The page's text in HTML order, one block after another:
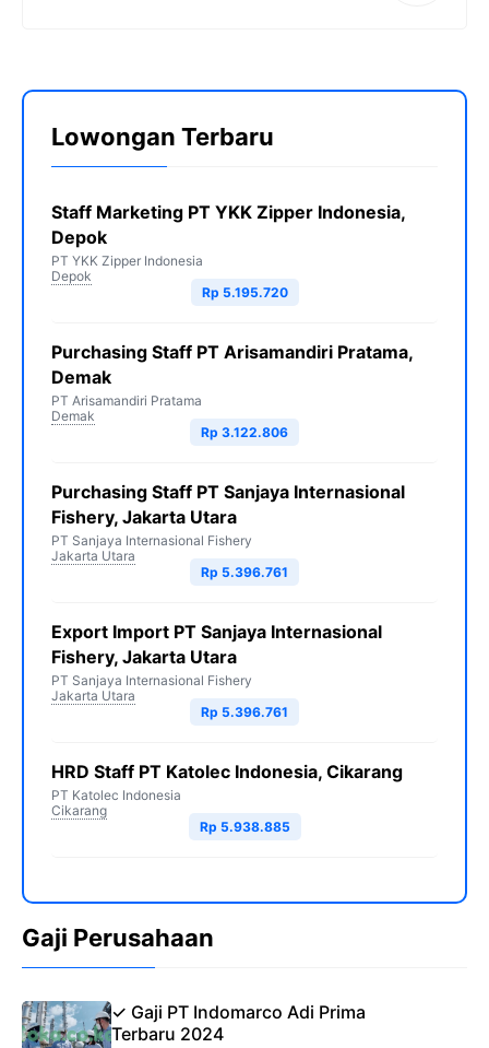
Lowongan Terbaru
Staff Marketing PT YKK Zipper Indonesia,
Depok
PT YKK Zipper Indonesia
Depok
Rp 5.195.720
Purchasing Staff PT Arisamandiri Pratama,
Demak
PT Arisamandiri Pratama
Demak
Rp 3.122.806
Purchasing Staff PT Sanjaya Internasional
Fishery, Jakarta Utara
PT Sanjaya Internasional Fishery
Jakarta Utara
Rp 5.396.761
Export Import PT Sanjaya Internasional
Fishery, Jakarta Utara
PT Sanjaya Internasional Fishery
Jakarta Utara
Rp 5.396.761
HRD Staff PT Katolec Indonesia, Cikarang
PT Katolec Indonesia
Cikarang
Rp 5.938.885
Gaji Perusahaan
✓ Gaji PT Indomarco Adi Prima
Terbaru 2024